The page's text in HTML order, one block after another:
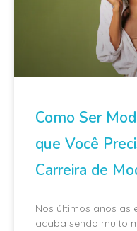
Como Ser
que Você
Carreira de
Nos últimos anos as
acaba sendo muito